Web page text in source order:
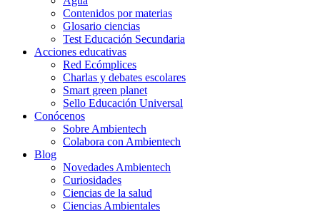
Contenidos por materias
Glosario ciencias
Test Educación Secundaria
Acciones educativas
Red Ecómplices
Charlas y debates escolares
Smart green planet
Sello Educación Universal
Conócenos
Sobre Ambientech
Colabora con Ambientech
Blog
Novedades Ambientech
Curiosidades
Ciencias de la salud
Ciencias Ambientales